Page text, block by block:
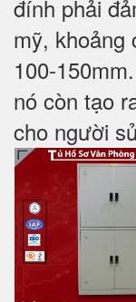
đính phải
mỹ, khoảng
100-
nó còn tạo
cho người